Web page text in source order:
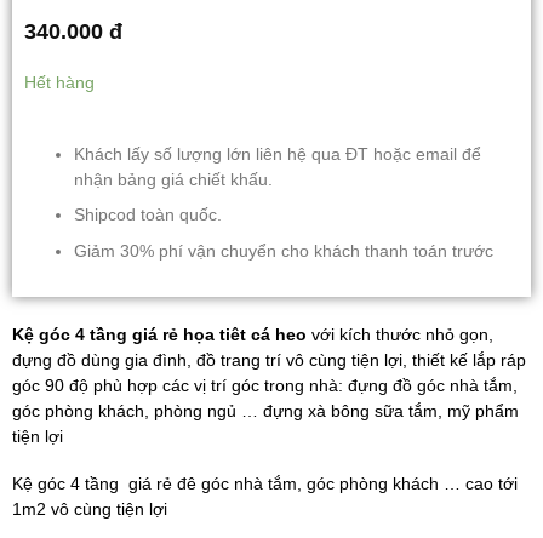
340.000 đ
Hết hàng
Khách lấy số lượng lớn liên hệ qua ĐT hoặc email để
nhận bảng giá chiết khấu.
Shipcod toàn quốc.
Giảm 30% phí vận chuyển cho khách thanh toán trước
Kệ góc 4 tầng giá rẻ họa tiêt cá heo với kích thước nhỏ gọn,
đựng đồ dùng gia đình, đồ trang trí vô cùng tiện lợi, thiết kế lắp ráp
góc 90 độ phù hợp các vị trí góc trong nhà: đựng đồ góc nhà tắm,
góc phòng khách, phòng ngủ … đựng xà bông sữa tắm, mỹ phẩm
tiện lợi
Kệ góc 4 tầng giá rẻ đê góc nhà tắm, góc phòng khách … cao tới
1m2 vô cùng tiện lợi